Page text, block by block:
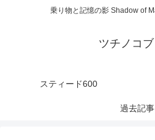
乗り物と記憶の影 Shadow of
ツチノコ
スティード600
過去記事